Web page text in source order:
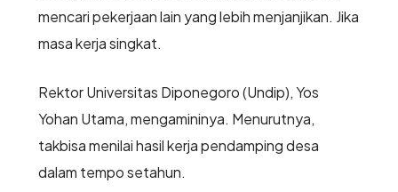
mencari pekerjaan lain yang lebih menjanjikan. Jika
masa kerja singkat.
Rektor Universitas Diponegoro (Undip), Yos
Yohan Utama, mengamininya. Menurutnya,
takbisa menilai hasil kerja pendamping desa
dalam tempo setahun.